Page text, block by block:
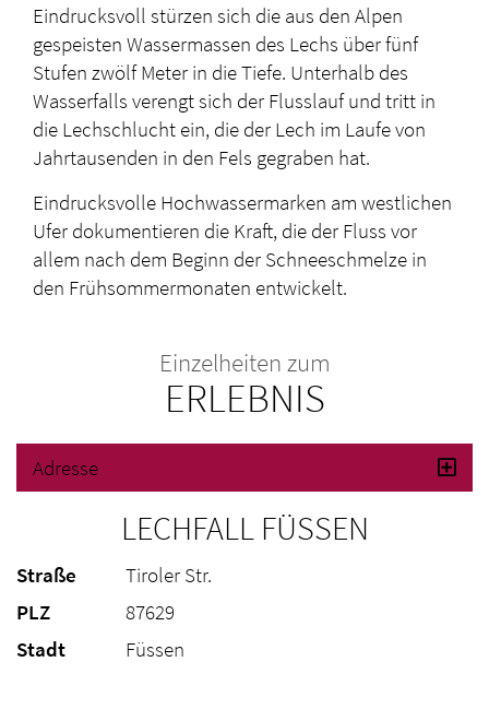
Eindrucksvoll stürzen sich die aus den Alpen
gespeisten Wassermassen des Lechs über fünf
Stufen zwölf Meter in die Tiefe. Unterhalb des
Wasserfalls verengt sich der Flusslauf und tritt in
die Lechschlucht ein, die der Lech im Laufe von
Jahrtausenden in den Fels gegraben hat.
Eindrucksvolle Hochwassermarken am westlichen
Ufer dokumentieren die Kraft, die der Fluss vor
allem nach dem Beginn der Schneeschmelze in
den Frühsommermonaten entwickelt.
Einzelheiten zum
ERLEBNIS
Adresse
LECHFALL FÜSSEN
Straße
Tiroler Str.
PLZ
87629
Stadt
Füssen